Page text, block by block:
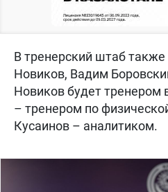
В тренерский штаб
Новиков, Вадим
Новиков будет тренером
– тренером по
Кусаинов – аналитиком.